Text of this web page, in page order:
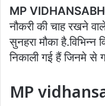
MP
नौकरी की चाह रखने
सुनहरा मौका है.विभिन्न
निकाली गई हैं जिनमे
MP